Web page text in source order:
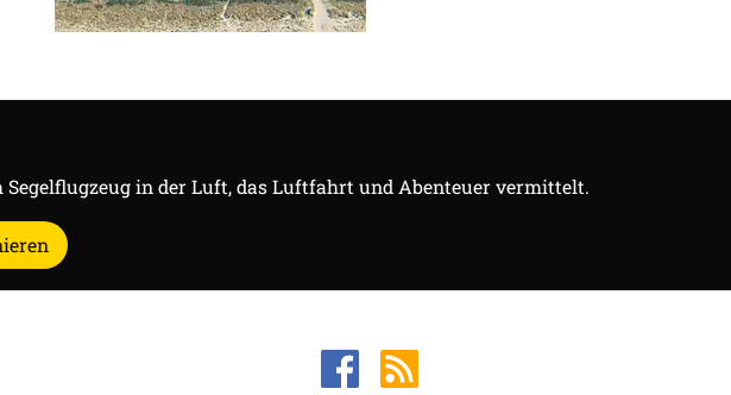
Segelflugzeug in der Luft, das Luftfahrt und Abenteuer vermittelt.